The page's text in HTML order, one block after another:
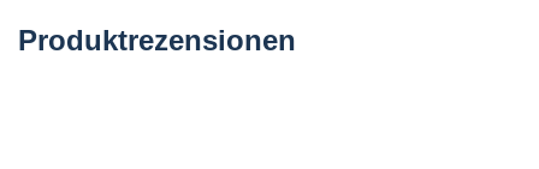
Produktrezensionen